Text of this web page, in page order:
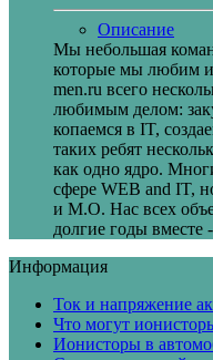
Описание
Мы небольшая
которые мы любим
men.ru всего
любимым делом:
копаемся в IT,
таких ребят
как одно ядро.
сфере WEB and IT,
и М.О. Нас всех
долгие годы вместе
Информация
Ток и напряжение
Что могут
Ионисторы в